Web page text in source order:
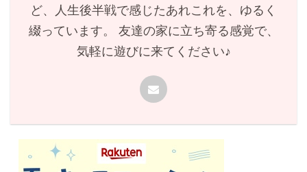
ど、人生後半戦で感じたあれこれを、ゆるく
綴っています。 友達の家に立ち寄る感覚で、
気軽に遊びに来てください♪